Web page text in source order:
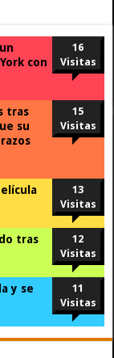
con
16
Visitas
tras
su
15
Visitas
13
Visitas
tras
12
Visitas
y se
11
Visitas